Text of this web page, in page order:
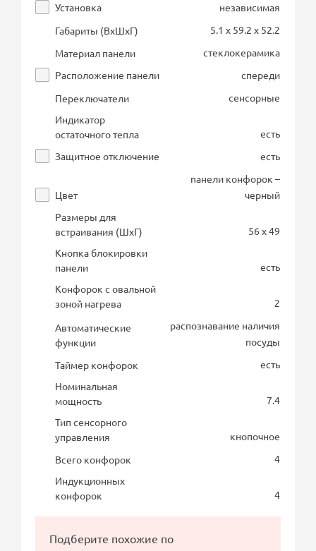
Установка
независимая
Габариты (ВхШхГ)
5.1 x 59.2 x 52.2
Материал панели
стеклокерамика
Расположение панели
спереди
Переключатели
сенсорные
Индикатор
остаточного тепла
есть
Защитное отключение
есть
Цвет
панели конфорок –
черный
Размеры для
встраивания (ШхГ)
56 x 49
Кнопка блокировки
панели
есть
Конфорок с овальной
зоной нагрева
2
Автоматические
функции
распознавание наличия
посуды
Таймер конфорок
есть
Номинальная
мощность
7.4
Тип сенсорного
управления
кнопочное
Всего конфорок
4
Индукционных
конфорок
4
Подберите похожие по